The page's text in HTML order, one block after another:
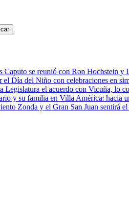
se reunió con Ron Hochstein y
el Día del Niño con celebraciones en
Legislatura el acuerdo con Vicuña, lo
y su familia en Villa América: hacía
Zonda y el Gran San Juan sentirá